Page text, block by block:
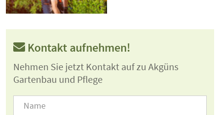
Kontakt aufnehmen!
Nehmen Sie jetzt Kontakt auf zu Akgüns
Gartenbau und Pflege